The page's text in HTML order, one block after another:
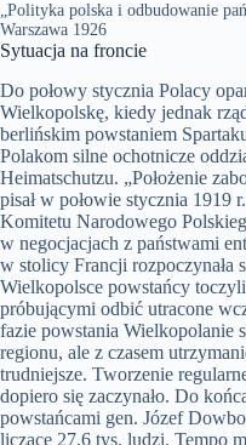
„Polityka polska i odbudowanie
Warszawa 1926
Sytuacja na froncie
Do połowy stycznia Polacy
Wielkopolskę, kiedy jednak
berlińskim powstaniem
Polakom silne ochotnicze
Heimatschutzu. „Położenie
pisał w połowie stycznia 1919
Komitetu Narodowego
w negocjacjach z państwami
w stolicy Francji rozpoczynała
Wielkopolsce powstańcy
próbującymi odbić utracone
fazie powstania Wielkopolanie
regionu, ale z czasem
trudniejsze. Tworzenie
dopiero się zaczynało. Do
powstańcami gen. Józef
liczące 27,6 tys. ludzi. Tempo